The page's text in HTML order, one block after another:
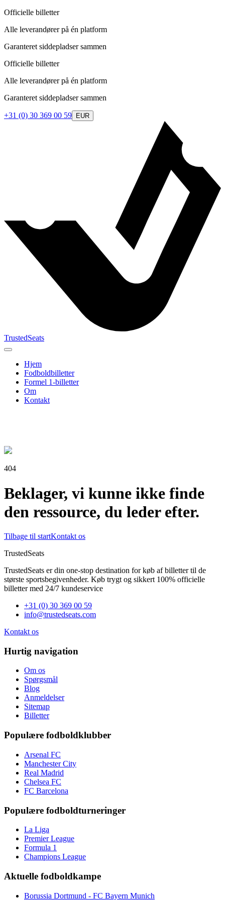
Officielle billetter
Alle leverandører på én platform
Garanteret siddepladser sammen
Officielle billetter
Alle leverandører på én platform
Garanteret siddepladser sammen
+31 (0) 30 369 00 59 EUR
TrustedSeats
Hjem
Fodboldbilletter
Formel 1-billetter
Om
Kontakt
404
Beklager, vi kunne ikke finde
den ressource, du leder efter.
Tilbage til startKontakt os
TrustedSeats
TrustedSeats er din one-stop destination for køb af billetter til de
største sportsbegivenheder. Køb trygt og sikkert 100% officielle
billetter med 24/7 kundeservice
+31 (0) 30 369 00 59
info@trustedseats.com
Kontakt os
Hurtig navigation
Om os
Spørgsmål
Blog
Anmeldelser
Sitemap
Billetter
Populære fodboldklubber
Arsenal FC
Manchester City
Real Madrid
Chelsea FC
FC Barcelona
Populære fodboldturneringer
La Liga
Premier League
Formula 1
Champions League
Aktuelle fodboldkampe
Borussia Dortmund - FC Bayern Munich